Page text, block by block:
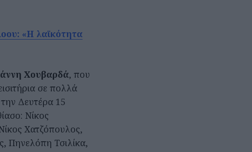
«Η λαϊκότητα
Χουβαρδά, που
σε πολλά
Δευτέρα 15
Νίκος
Χατζόπουλος,
Πηνελόπη Τσιλίκα,